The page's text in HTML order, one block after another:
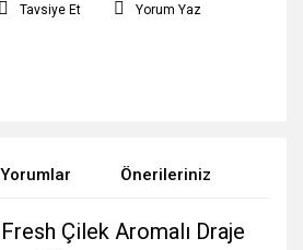
Tavsiye Et Yorum Yaz
Yorumlar Önerileriniz
Çilek Aromalı Draje